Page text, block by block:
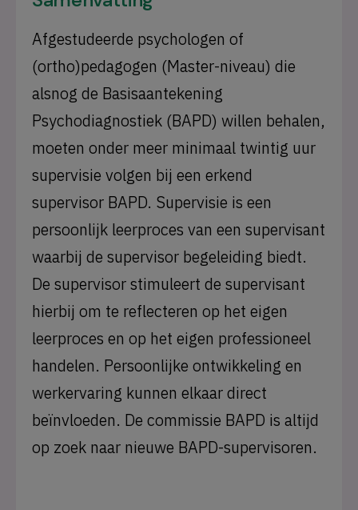
Afgestudeerde psychologen of
(ortho)pedagogen (Master-niveau) die
alsnog de Basisaantekening
Psychodiagnostiek (BAPD) willen behalen,
moeten onder meer minimaal twintig uur
supervisie volgen bij een erkend
supervisor BAPD. Supervisie is een
persoonlijk leerproces van een supervisant
waarbij de supervisor begeleiding biedt.
De supervisor stimuleert de supervisant
hierbij om te reflecteren op het eigen
leerproces en op het eigen professioneel
handelen. Persoonlijke ontwikkeling en
werkervaring kunnen elkaar direct
beïnvloeden. De commissie BAPD is altijd
op zoek naar nieuwe BAPD-supervisoren.